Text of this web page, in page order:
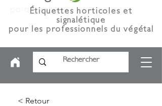
paragraphe.
Étiquettes horticoles et
signalétique
pour les professionnels du végétal
< Retour